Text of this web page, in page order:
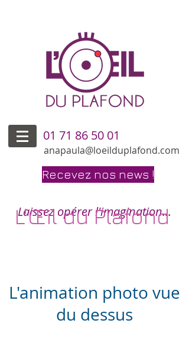
01 71 86 50 01
anapaula@loeilduplafond.com
Recevez nos news !
Laissez opérer l'imagination...
L'Œil du Plafond
L'animation photo vue
du dessus